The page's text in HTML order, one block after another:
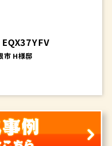
EQX37YFV
市 H様邸